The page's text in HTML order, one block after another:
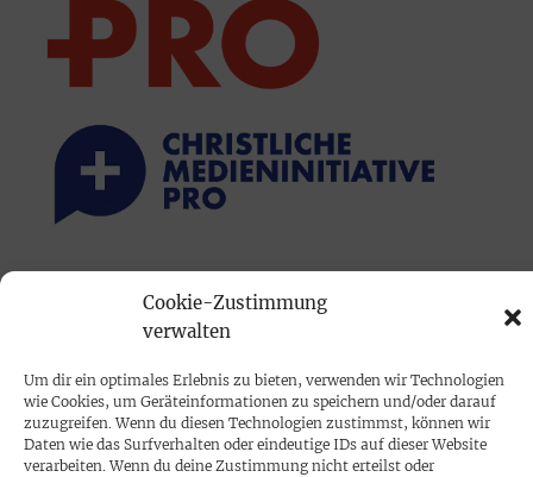
Cookie-Zustimmung
verwalten
Um dir ein optimales Erlebnis zu bieten, verwenden wir Technologien
wie Cookies, um Geräteinformationen zu speichern und/oder darauf
zuzugreifen. Wenn du diesen Technologien zustimmst, können wir
Daten wie das Surfverhalten oder eindeutige IDs auf dieser Website
verarbeiten. Wenn du deine Zustimmung nicht erteilst oder
Mediadaten
PROKOMPAKT
Impressum